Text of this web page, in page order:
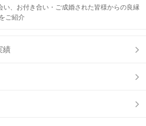
い、お付き合い・ご成婚された皆様からの良縁
ご紹介
績